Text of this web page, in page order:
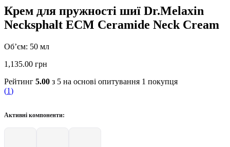
Крем для пружності шиї Dr.Melaxin
Necksphalt ECM Ceramide Neck Cream
Об’єм: 50 мл
1,135.00 грн
Рейтинг 5.00 з 5 на основі опитування 1 покупця
(1)
Активні компоненти: